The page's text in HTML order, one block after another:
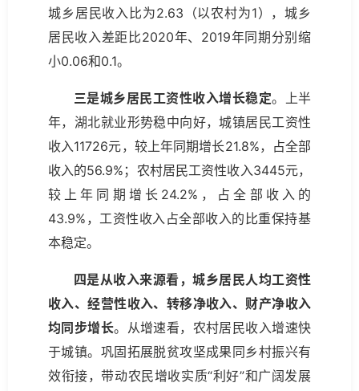
城乡居民收入比为2.63（以农村为1），城乡
居民收入差距比2020年、2019年同期分别缩
小0.06和0.1。
三是城乡居民工资性收入增长稳定。上半
年，湖北就业形势稳中向好，城镇居民工资性
收入11726元，较上年同期增长21.8%，占全部
收入的56.9%；农村居民工资性收入3445元，
较上年同期增长24.2%，占全部收入的
43.9%，工资性收入占全部收入的比重保持基
本稳定。
四是从收入来源看，城乡居民人均工资性
收入、经营性收入、转移净收入、财产净收入
均同步增长。从增速看，农村居民收入增速快
于城镇。巩固拓展脱贫攻坚成果同乡村振兴有
效衔接，带动农民增收实质“利好”和广阔发展